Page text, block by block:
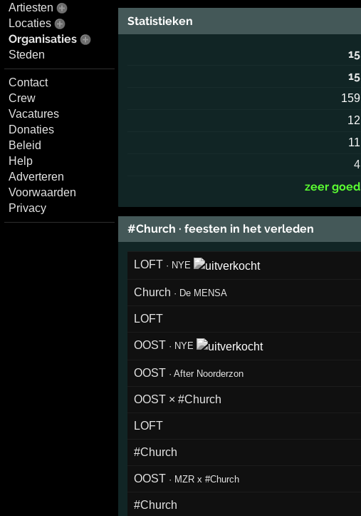
Artiesten
Locaties
Organisaties
Steden
Contact
Crew
Vacatures
Donaties
Beleid
Help
Adverteren
Voorwaarden
Privacy
Statistieken
15
15
159
12
11
4
zeer goed
#Church · feesten in het verleden
LOFT · NYE
Church · De MENSA
LOFT
OOST · NYE
OOST ·After Noorderzon
OOST × #Church
LOFT
#Church
OOST · MZR x #Church
#Church